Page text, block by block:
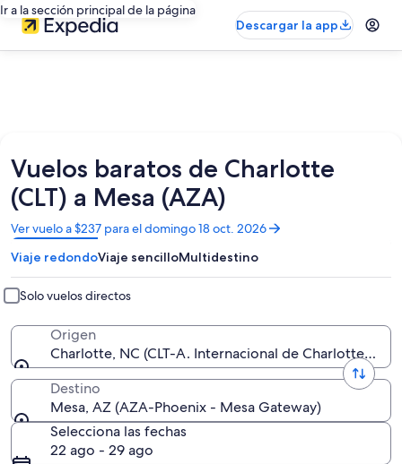
Ir a la sección principal de la página
Descargar la app
Vuelos baratos de Charlotte
(CLT) a Mesa (AZA)
Ver vuelo a $237 para el domingo 18 oct. 2026
Se
abrirá
en
una
nueva
ventana
Viaje redondoViaje sencilloMultidestino
Solo vuelos directos
Origen
Charlotte, NC (CLT-A. Internacional de Charlotte-
Destino
Mesa, AZ (AZA-Phoenix - Mesa Gateway)
Selecciona las fechas
22 ago - 29 ago